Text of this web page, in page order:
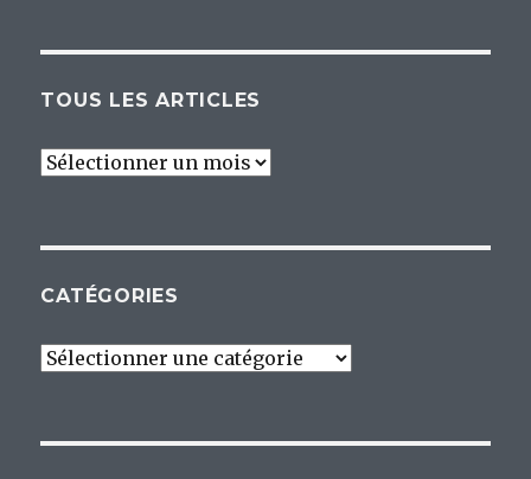
TOUS LES ARTICLES
Tous
CATÉGORIES
Catégories